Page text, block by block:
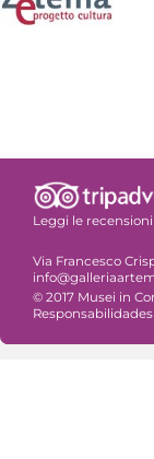
Leggi le recensioni
Via Francesco
© 2017 Musei in
Responsabilidades